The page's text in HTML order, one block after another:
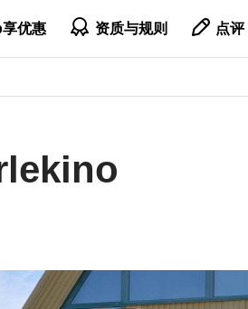
优惠  资质与规则 点评